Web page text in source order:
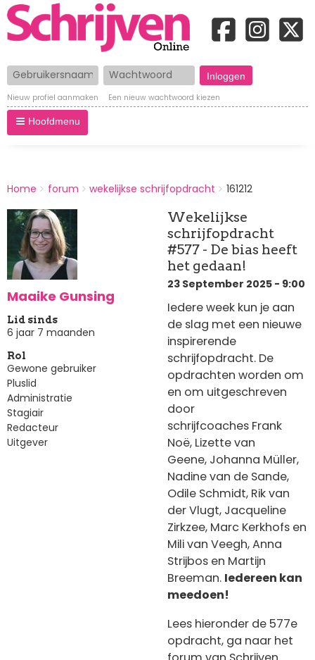
Gebruikersnaam Wachtwoord
Nieuw profiel aanmaken Een nieuw wachtwoord kiezen
Hoofdmenu
BREADCRUMBS
You
here:
Home forum wekelijkse schrijfopdracht 161212
Maaike Gunsing
Lid sinds
6 jaar 7 maanden
Rol
Gewone gebruiker
Pluslid
Administratie
Stagiair
Redacteur
Uitgever
Wekelijkse
schrijfopdracht
#577 - De bias heeft
het gedaan!
23 September 2025 - 9:00
Iedere week kun je aan
de slag met een nieuwe
inspirerende
schrijfopdracht. De
opdrachten worden om
en om uitgeschreven
door
schrijfcoaches Frank
Noë, Lizette van
Geene, Johanna Müller,
Nadine van de Sande,
Odile Schmidt, Rik van
der Vlugt, Jacqueline
Zirkzee, Marc Kerkhofs en
Mili van Veegh, Anna
Strijbos en Martijn
Breeman. Iedereen kan
meedoen!
Lees hieronder de 577e
opdracht, ga naar het